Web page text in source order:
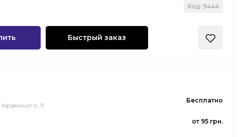
Код: 9444
Быстрый заказ
Крамского, 9
Бесплатно
от 95 грн.